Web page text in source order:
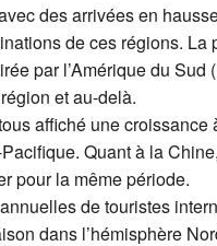
des arrivées en
de ces régions.
par l’Amérique du Sud
et au-delà.
affiché une
Quant à la
pour la même période.
de touristes
dans l’hémisphère